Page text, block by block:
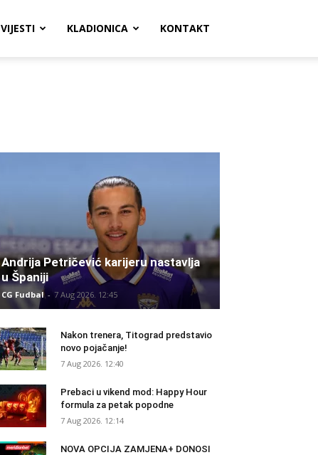
VIJESTI KLADIONICA KONTAKT
Andrija Petričević karijeru nastavlja
u Španiji
CG Fudbal - 7 Aug 2026. 12:45
Nakon trenera, Titograd predstavio
novo pojačanje!
7 Aug 2026. 12:40
Prebaci u vikend mod: Happy Hour
formula za petak popodne
7 Aug 2026. 12:14
NOVA OPCIJA ZAMJENA+ DONOSI